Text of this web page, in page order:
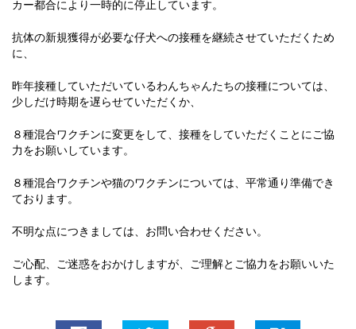
カー都合により一時的に停止しています。
抗体の新規獲得が必要な仔犬への接種を継続させていただくため
に、
昨年接種していただいているわんちゃんたちの接種については、
少しだけ時期を遅らせていただくか、
８種混合ワクチンに変更をして、接種をしていただくことにご協
力をお願いしています。
８種混合ワクチンや猫のワクチンについては、平常通り準備でき
ております。
不明な点につきましては、お問い合わせください。
ご心配、ご迷惑をおかけしますが、ご理解とご協力をお願いいた
します。